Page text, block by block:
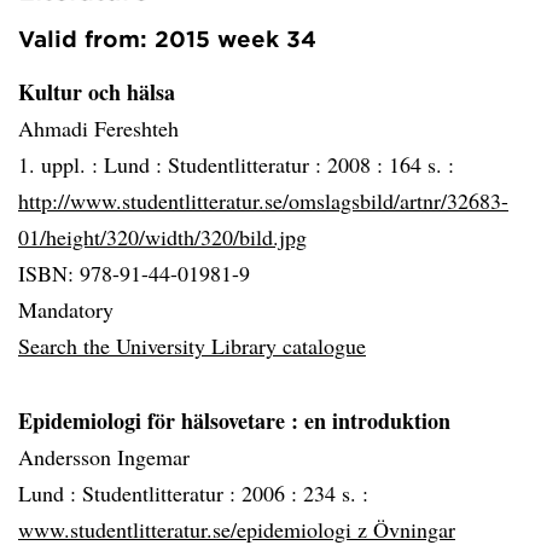
Valid from: 2015 week 34
Kultur och hälsa
Ahmadi Fereshteh
1. uppl. : Lund : Studentlitteratur : 2008 : 164 s. :
http://www.studentlitteratur.se/omslagsbild/artnr/32683-
01/height/320/width/320/bild.jpg
ISBN: 978-91-44-01981-9
Mandatory
Search the University Library catalogue
Epidemiologi för hälsovetare : en introduktion
Andersson Ingemar
Lund : Studentlitteratur : 2006 : 234 s. :
www.studentlitteratur.se/epidemiologi z Övningar